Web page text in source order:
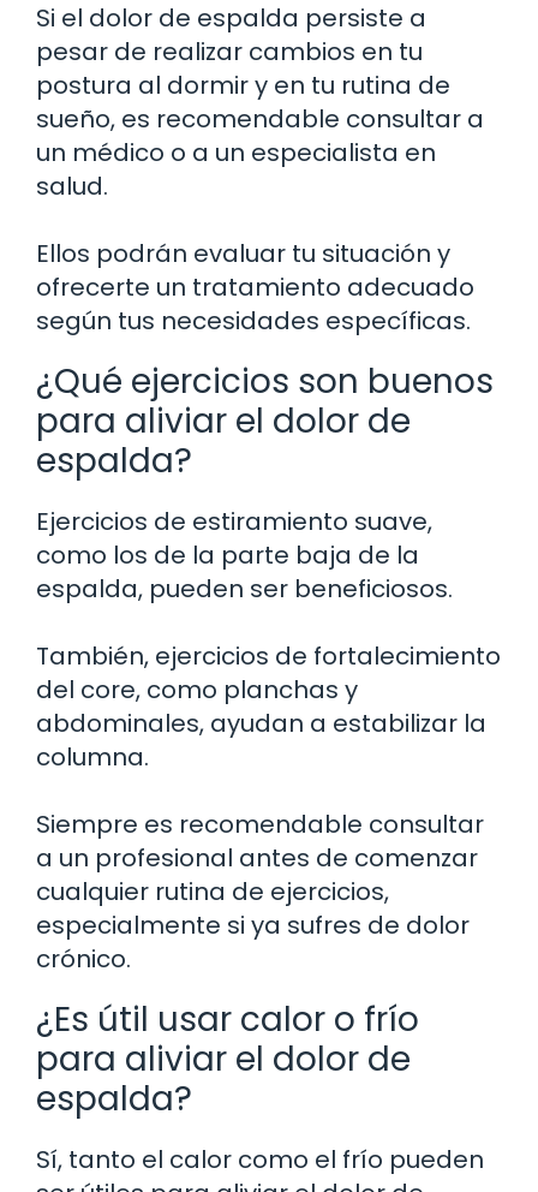
Si el dolor de espalda persiste a
pesar de realizar cambios en tu
postura al dormir y en tu rutina de
sueño, es recomendable consultar a
un médico o a un especialista en
salud.
Ellos podrán evaluar tu situación y
ofrecerte un tratamiento adecuado
según tus necesidades específicas.
¿Qué ejercicios son buenos
para aliviar el dolor de
espalda?
Ejercicios de estiramiento suave,
como los de la parte baja de la
espalda, pueden ser beneficiosos.
También, ejercicios de fortalecimiento
del core, como planchas y
abdominales, ayudan a estabilizar la
columna.
Siempre es recomendable consultar
a un profesional antes de comenzar
cualquier rutina de ejercicios,
especialmente si ya sufres de dolor
crónico.
¿Es útil usar calor o frío
para aliviar el dolor de
espalda?
Sí, tanto el calor como el frío pueden